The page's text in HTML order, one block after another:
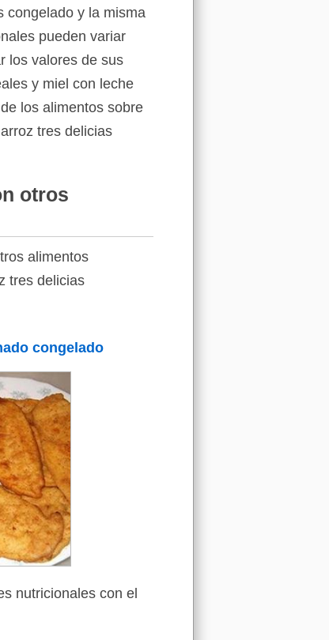
congelado y la misma
pueden variar
los valores de sus
y miel con leche
los alimentos sobre
tres delicias
otros
alimentos
tres delicias
congelado
nutricionales con el